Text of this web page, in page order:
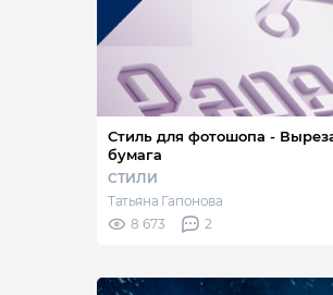
Стиль для фотошопа -
бумага
СТИЛИ
Татьяна Гапонова
8 673
2